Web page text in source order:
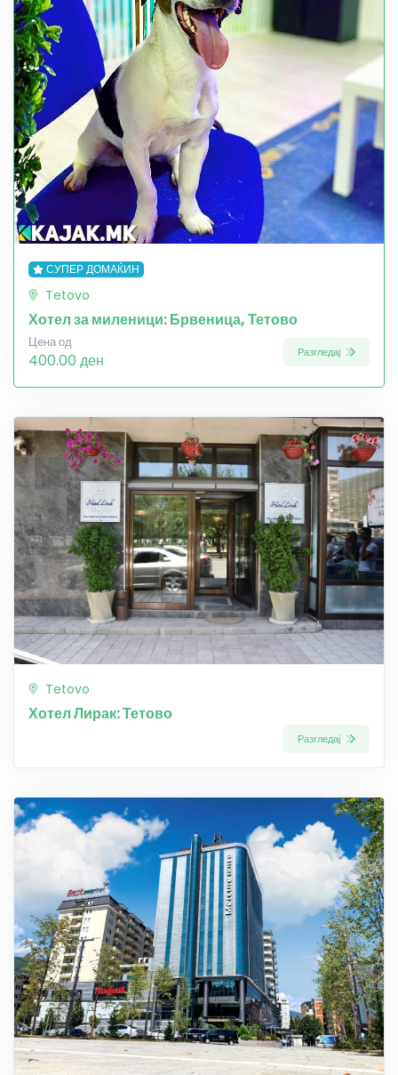
СУПЕР ДОМАЌИН
Tetovo
Хотел за миленици: Брвеница, Тетово
Цена од
400.00 ден Разгледај
Tetovo
Хотел Лирак: Тетово
Разгледај